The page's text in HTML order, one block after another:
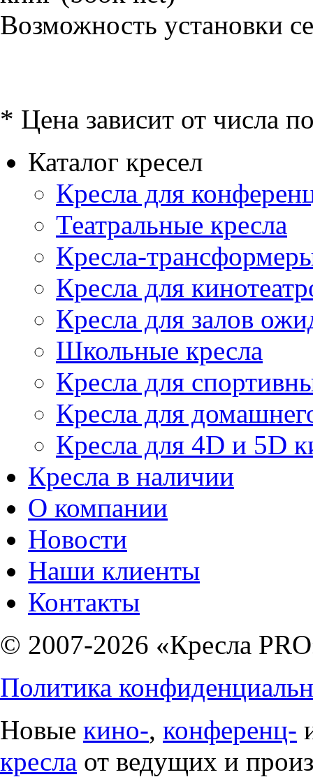
Возможность установки
* Цена зависит от числа
Каталог кресел
Кресла для
Театральные кресла
Кресла-
Кресла для
Кресла для залов
Школьные кресла
Кресла для
Кресла для
Кресла для 4D и 5D
Кресла в наличии
О компании
Новости
Наши клиенты
Контакты
© 2007-2026 «Кресла
Политика
Новые кино-, конференц-
кресла от ведущих и